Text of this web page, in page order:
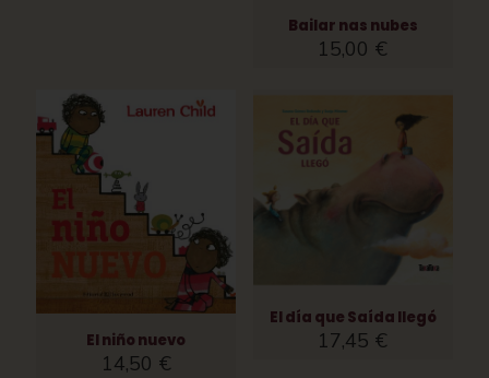
Bailar nas nubes
15,00 €
El niño nuevo
14,50 €
El día que Saída llegó
17,45 €